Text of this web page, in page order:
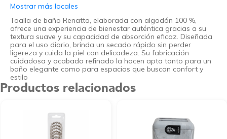
Mostrar más locales
Toalla de baño Renatta, elaborada con algodón 100 %,
ofrece una experiencia de bienestar auténtica gracias a su
textura suave y su capacidad de absorción eficaz. Diseñada
para el uso diario, brinda un secado rápido sin perder
ligereza y cuida la piel con delicadeza. Su fabricación
cuidadosa y acabado refinado la hacen apta tanto para un
baño elegante como para espacios que buscan confort y
estilo
Productos relacionados